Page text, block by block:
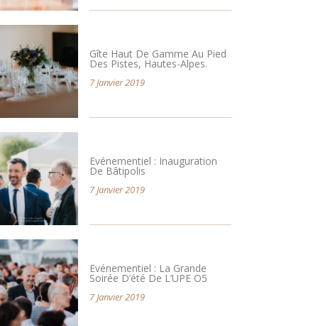
Gîte Haut De Gamme Au Pied
Des Pistes, Hautes-Alpes.
7 Janvier 2019
Evénementiel : Inauguration
De Bâtipolis
7 Janvier 2019
Evénementiel : La Grande
Soirée D’été De L’UPE O5
7 Janvier 2019